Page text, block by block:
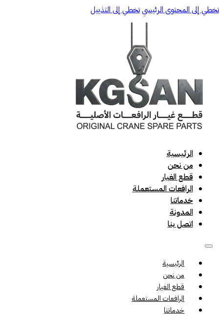
تخطي إلى المحتوى الرئيسيتخطي إلى التذييل
الرئيسية
من نحن
قطع الغيار
الرافعات المستعملة
خدماتنا
المدونة
اتصل بنا
الرئيسية
من نحن
قطع الغيار
الرافعات المستعملة
خدماتنا